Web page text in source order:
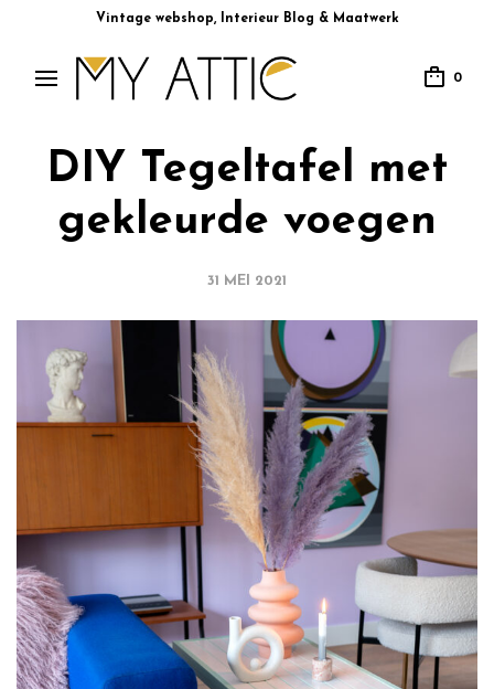
Vintage webshop, Interieur Blog & Maatwerk
0
DIY Tegeltafel met
gekleurde voegen
31 MEI 2021